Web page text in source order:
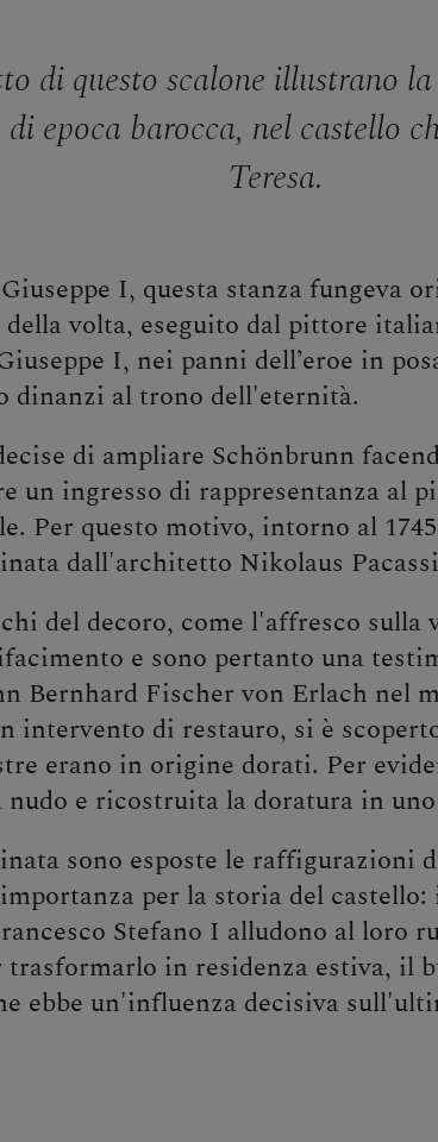
di questo scalone illustrano
epoca barocca, nel castello
Teresa.
I, questa stanza fungeva
volta, eseguito dal pittore
I, nei panni dell’eroe in
dinanzi al trono dell'eternità.
di ampliare Schönbrunn
un ingresso di rappresentanza al
Per questo motivo, intorno al
dall'architetto Nikolaus
del decoro, come l'affresco sulla
e sono pertanto una
Bernhard Fischer von Erlach nel
intervento di restauro, si è
erano in origine dorati. Per
nudo e ricostruita la doratura in
sono esposte le raffigurazioni
per la storia del
Stefano I alludono al
trasformarlo in residenza estiva, il
ebbe un'influenza decisiva